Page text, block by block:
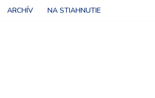
ARCHÍV NA STIAHNUTIE